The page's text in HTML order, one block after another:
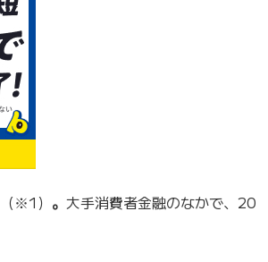
（※1） 。大手消費者金融のなかで、20